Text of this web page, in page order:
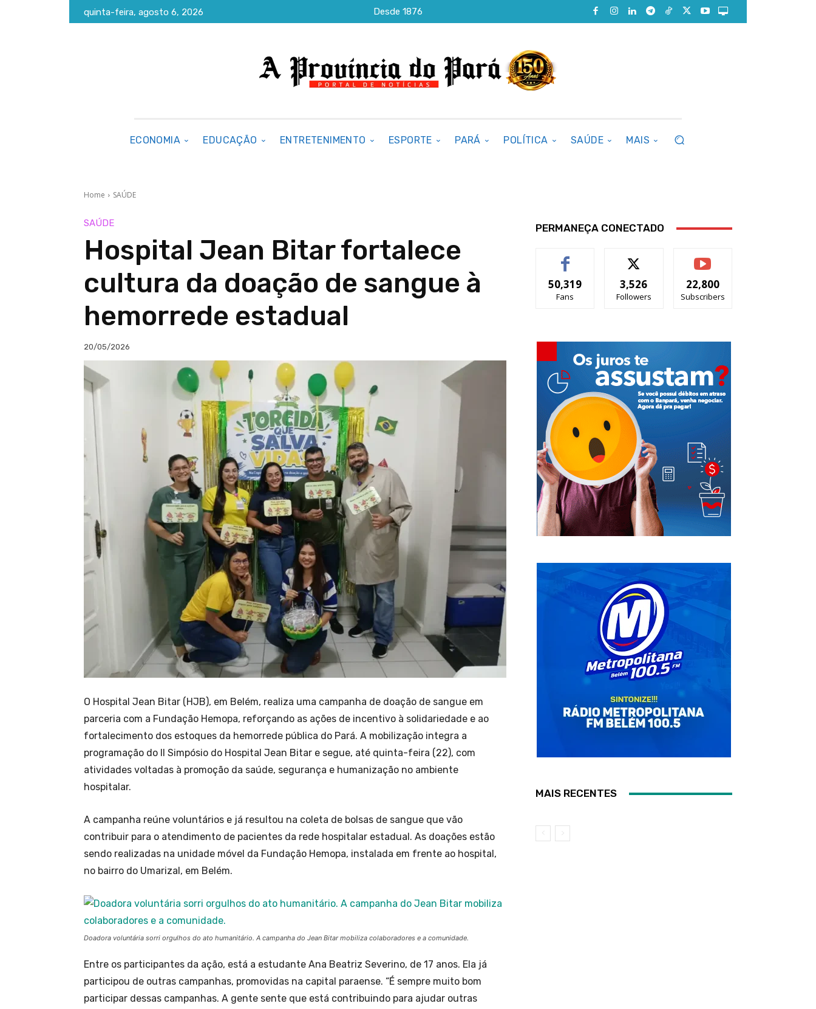
quinta-feira, agosto 6, 2026 Desde 1876
ECONOMIA EDUCAÇÃO ENTRETENIMENTO ESPORTE PARÁ POLÍTICA SAÚDE MAIS
Home SAÚDE
SAÚDE
Hospital Jean Bitar fortalece
cultura da doação de sangue à
hemorrede estadual
20/05/2026
O Hospital Jean Bitar (HJB), em Belém, realiza uma campanha de doação de sangue em
parceria com a Fundação Hemopa, reforçando as ações de incentivo à solidariedade e ao
fortalecimento dos estoques da hemorrede pública do Pará. A mobilização integra a
programação do II Simpósio do Hospital Jean Bitar e segue, até quinta-feira (22), com
atividades voltadas à promoção da saúde, segurança e humanização no ambiente
hospitalar.
A campanha reúne voluntários e já resultou na coleta de bolsas de sangue que vão
contribuir para o atendimento de pacientes da rede hospitalar estadual. As doações estão
sendo realizadas na unidade móvel da Fundação Hemopa, instalada em frente ao hospital,
no bairro do Umarizal, em Belém.
Doadora voluntária sorri orgulhos do ato humanitário. A campanha do Jean Bitar mobiliza colaboradores e a comunidade.
Entre os participantes da ação, está a estudante Ana Beatriz Severino, de 17 anos. Ela já
participou de outras campanhas, promovidas na capital paraense. “É sempre muito bom
participar dessas campanhas. A gente sente que está contribuindo para ajudar outras
PERMANEÇA CONECTADO
50,319
Fans
3,526
Followers
22,800
Subscribers
MAIS RECENTES